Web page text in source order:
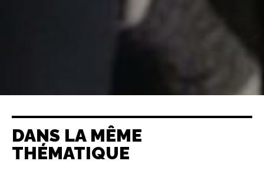
DANS LA MÊME
THÉMATIQUE